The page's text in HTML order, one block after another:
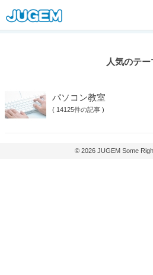
人気のテー
パソコン教室
( 14125件の記事 )
© 2026 JUGEM Some